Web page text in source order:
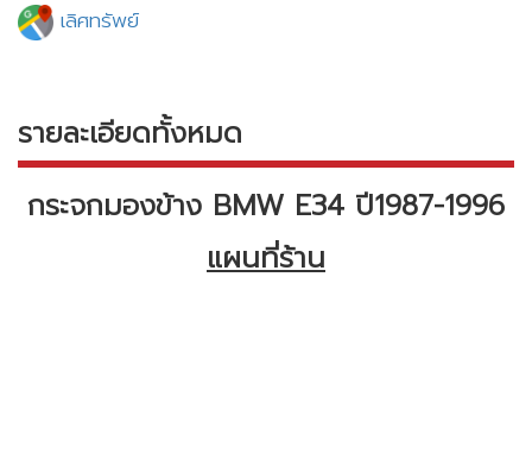
เลิศทรัพย์
รายละเอียดทั้งหมด
กระจกมองข้าง BMW E34 ปี1987-1996
แผนที่ร้าน